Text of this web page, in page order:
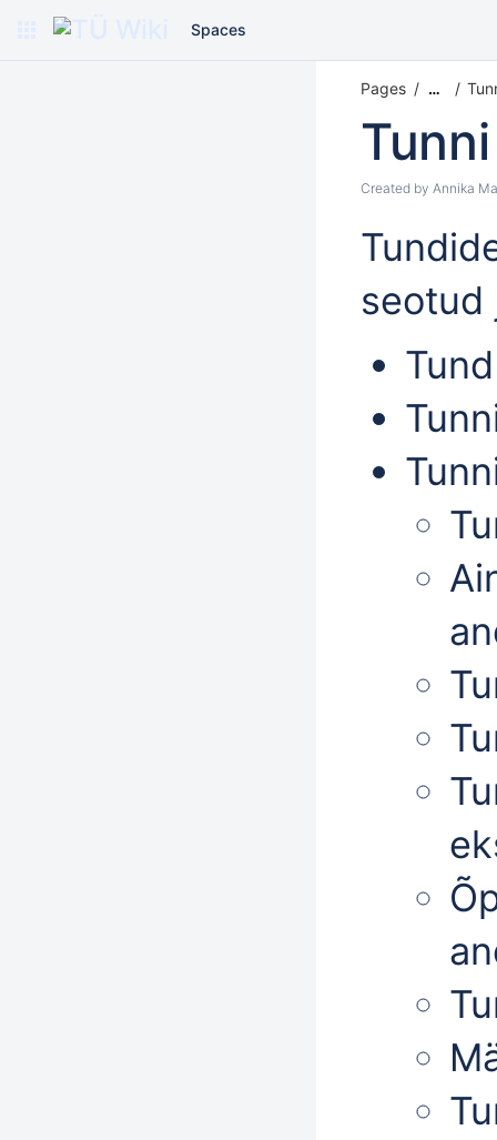
Spaces
Pages …
Created by Annika
seotud
Tund